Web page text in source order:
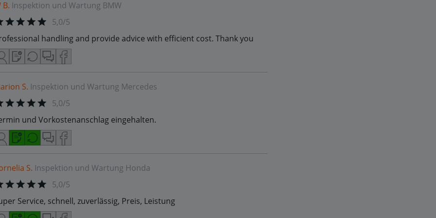
B. Inspektion und Wartung BMW
5,0/5
handling and provide advice with efficient cost. Thank you
S. Inspektion und Wartung Mercedes
5,0/5
und Vorkostenanschlag eingehalten.
S. Inspektion und Wartung Honda
5,0/5
Service, schnell, zuverlässig, Preis, Leistung